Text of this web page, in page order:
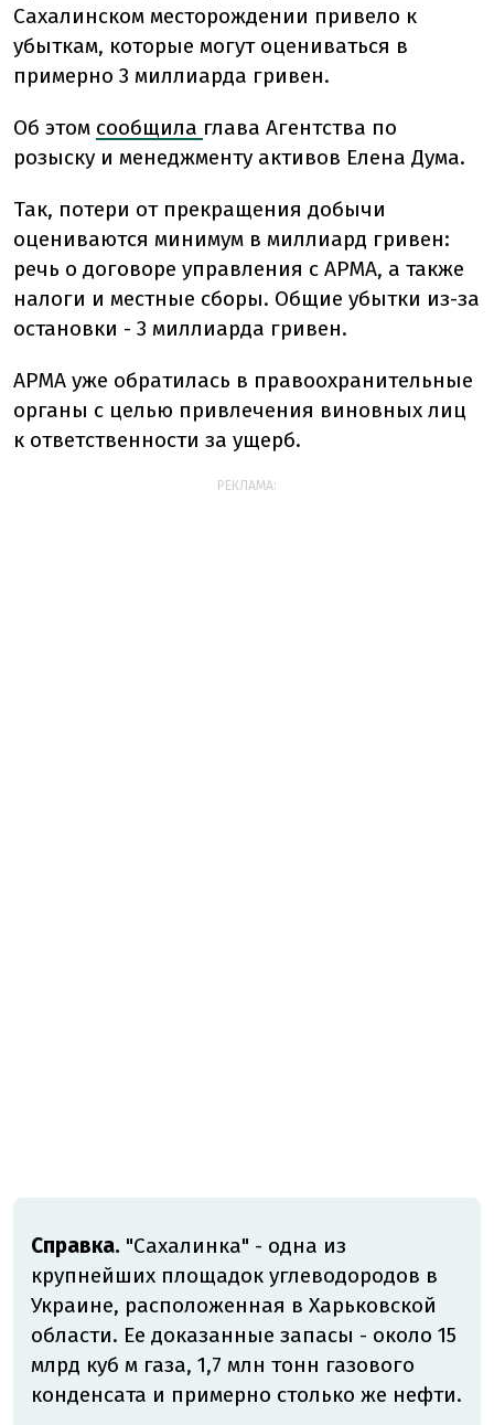
Сахалинском месторождении привело к
убыткам, которые могут оцениваться в
примерно 3 миллиарда гривен.
Об этом сообщила глава Агентства по
розыску и менеджменту активов Елена Дума.
Так, потери от прекращения добычи
оцениваются минимум в миллиард гривен:
речь о договоре управления с АРМА, а также
налоги и местные сборы. Общие убытки из-за
остановки - 3 миллиарда гривен.
АРМА уже обратилась в правоохранительные
органы с целью привлечения виновных лиц
к ответственности за ущерб.
РЕКЛАМА:
Справка. "Сахалинка" - одна из
крупнейших площадок углеводородов в
Украине, расположенная в Харьковской
области. Ее доказанные запасы - около 15
млрд куб м газа, 1,7 млн тонн газового
конденсата и примерно столько же нефти.